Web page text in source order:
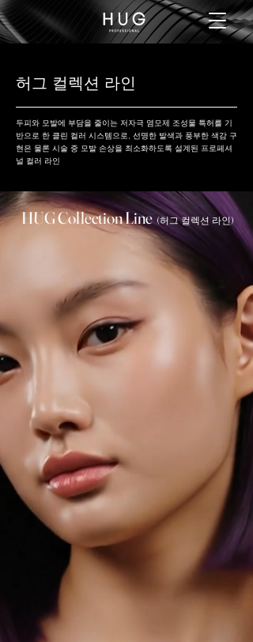
​허그 컬렉션 라인
두피와 모발에 부담을 줄이는 저자극 염모제 조성물 특허를 기
반으로 한 클린 컬러 시스템으로, 선명한 발색과 풍부한 색감 구
현은 물론 시술 중 모발 손상을 최소화하도록 설계된 프로페셔
널 컬러 라인
HUG Collection Line (허그 컬렉션 라인)